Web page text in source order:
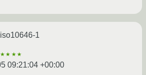
1
09:21:04 +00:00